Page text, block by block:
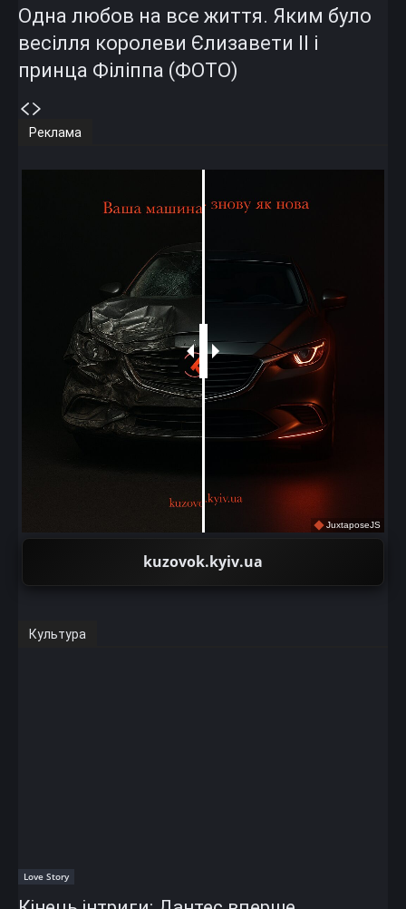
Одна любов на все життя. Яким було
весілля королеви Єлизавети II і
принца Філіппа (ФОТО)
Реклама
JuxtaposeJS
kuzovok.kyiv.ua
Культура
Love Story